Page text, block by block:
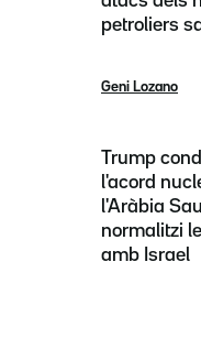
petroliers
Geni Lozano
Trump
l'acord
l'Aràbia
normalitzi
amb Israel